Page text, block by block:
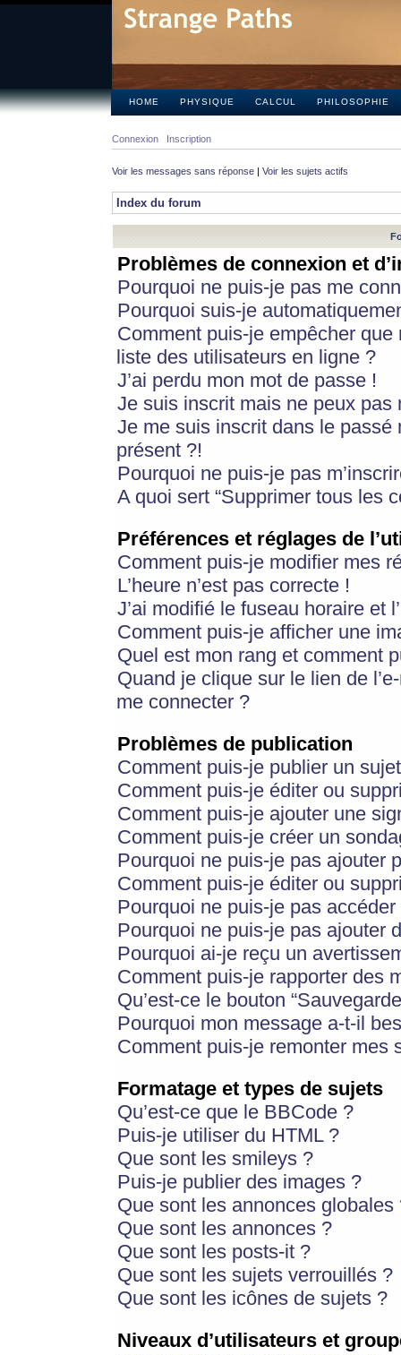
HOME PHYSIQUE CALCUL PHILOSOPHIE
Connexion Inscription
Voir les messages sans réponse | Voir les sujets actifs
Index du forum
Problèmes de connexion et
Pourquoi ne puis-je pas me
Pourquoi suis-je
Comment puis-je empêcher
liste des utilisateurs en ligne ?
J’ai perdu mon mot de passe !
Je suis inscrit mais ne peux pas
Je me suis inscrit dans le
présent ?!
Pourquoi ne puis-je pas
A quoi sert “Supprimer tous les
Préférences et réglages de
Comment puis-je modifier mes
L’heure n’est pas correcte !
J’ai modifié le fuseau horaire et
Comment puis-je afficher une
Quel est mon rang et comment
Quand je clique sur le lien de
me connecter ?
Problèmes de publication
Comment puis-je publier un
Comment puis-je éditer ou
Comment puis-je ajouter une
Comment puis-je créer un
Pourquoi ne puis-je pas ajouter
Comment puis-je éditer ou
Pourquoi ne puis-je pas
Pourquoi ne puis-je pas ajouter
Pourquoi ai-je reçu un
Comment puis-je rapporter des
Qu’est-ce le bouton
Pourquoi mon message a-t-il
Comment puis-je remonter mes
Formatage et types de sujets
Qu’est-ce que le BBCode ?
Puis-je utiliser du HTML ?
Que sont les smileys ?
Puis-je publier des images ?
Que sont les annonces globales
Que sont les annonces ?
Que sont les posts-it ?
Que sont les sujets verrouillés ?
Que sont les icônes de sujets ?
Niveaux d’utilisateurs et